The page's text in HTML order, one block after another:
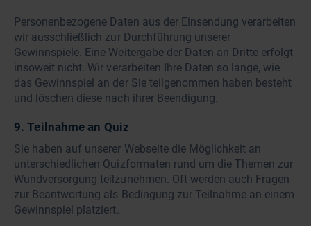
Personenbezogene Daten aus der Einsendung verarbeiten
wir ausschließlich zur Durchführung unserer
Gewinnspiele. Eine Weitergabe der Daten an Dritte erfolgt
insoweit nicht. Wir verarbeiten Ihre Daten so lange, wie
das Gewinnspiel an der Sie teilgenommen haben besteht
und löschen diese nach ihrer Beendigung.
9. Teilnahme an Quiz
Sie haben auf unserer Webseite die Möglichkeit an
unterschiedlichen Quizformaten rund um die Themen zur
Wundversorgung teilzunehmen. Oft werden auch Fragen
zur Beantwortung als Bedingung zur Teilnahme an einem
Gewinnspiel platziert.